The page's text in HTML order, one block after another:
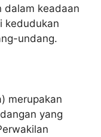
dalam keadaan
kedudukan
undang.
merupakan
yang